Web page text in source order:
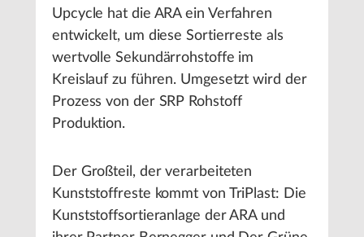
Upcycle hat die ARA ein Verfahren
entwickelt, um diese Sortierreste als
wertvolle Sekundärrohstoffe im
Kreislauf zu führen. Umgesetzt wird der
Prozess von der SRP Rohstoff
Produktion.
Der Großteil, der verarbeiteten
Kunststoffreste kommt von TriPlast: Die
Kunststoffsortieranlage der ARA und